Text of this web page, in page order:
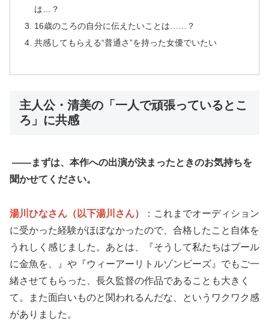
は…？
16歳のころの自分に伝えたいことは……？
共感してもらえる“普通さ”を持った女優でいたい
主人公・清美の「一人で頑張っているとこ
ろ」に共感
——まずは、本作への出演が決まったときのお気持ちを
聞かせてください。
湯川ひなさん（以下湯川さん）
：これまでオーディション
に受かった経験がほぼなかったので、合格したこと自体を
うれしく感じました。あとは、『そうして私たちはプール
に金魚を、』や『ウィーアーリトルゾンビーズ』でもご一
緒させてもらった、長久監督の作品であることも大きく
て。また面白いものと関われるんだな、というワクワク感
がありました。